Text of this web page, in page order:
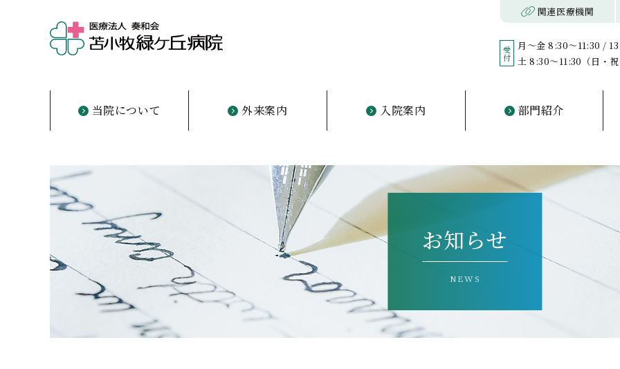
関連医療機関
受付
月～金 8:30～11:30 /
土 8:30～11:30（日・
当院について
外来案内
入院案内
部門紹介
初診の方
診察について
担当医表
診療科目 入院の手
入院費用
入退院の
お知らせ